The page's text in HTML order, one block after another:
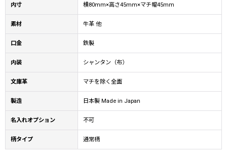
内寸 横80mm×高さ45mm×マチ幅45mm
素材 牛革 他
口金 鉄製
内装 シャンタン（布）
文庫革 マチを除く全面
製造 日本製 Made in Japan
名入れオプション 不可
柄タイプ 通常柄